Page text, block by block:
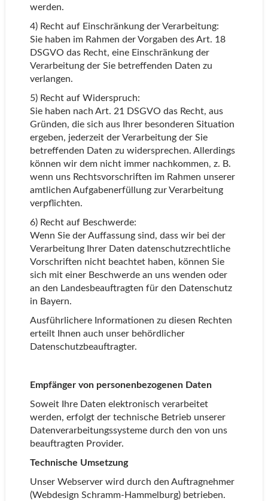
werden.
4) Recht auf Einschränkung der Verarbeitung:
Sie haben im Rahmen der Vorgaben des Art. 18
DSGVO das Recht, eine Einschränkung der
Verarbeitung der Sie betreffenden Daten zu
verlangen.
5) Recht auf Widerspruch:
Sie haben nach Art. 21 DSGVO das Recht, aus
Gründen, die sich aus Ihrer besonderen Situation
ergeben, jederzeit der Verarbeitung der Sie
betreffenden Daten zu widersprechen. Allerdings
können wir dem nicht immer nachkommen, z. B.
wenn uns Rechtsvorschriften im Rahmen unserer
amtlichen Aufgabenerfüllung zur Verarbeitung
verpflichten.
6) Recht auf Beschwerde:
Wenn Sie der Auffassung sind, dass wir bei der
Verarbeitung Ihrer Daten datenschutzrechtliche
Vorschriften nicht beachtet haben, können Sie
sich mit einer Beschwerde an uns wenden oder
an den Landesbeauftragten für den Datenschutz
in Bayern.
Ausführlichere Informationen zu diesen Rechten
erteilt Ihnen auch unser behördlicher
Datenschutzbeauftragter.
Empfänger von personenbezogenen Daten
Soweit Ihre Daten elektronisch verarbeitet
werden, erfolgt der technische Betrieb unserer
Datenverarbeitungssysteme durch den von uns
beauftragten Provider.
Technische Umsetzung
Unser Webserver wird durch den Auftragnehmer
(Webdesign Schramm-Hammelburg) betrieben.